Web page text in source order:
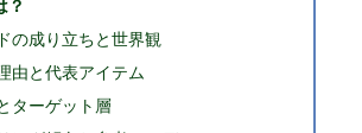
？
の成り立ちと世界観
由と代表アイテム
ターゲット層